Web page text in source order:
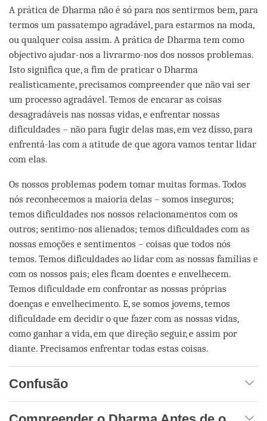
A prática de Dharma não é só para nos sentirmos bem, para
termos um passatempo agradável, para estarmos na moda,
ou qualquer coisa assim. A prática de Dharma tem como
objectivo ajudar-nos a livrarmo-nos dos nossos problemas.
Isto significa que, a fim de praticar o Dharma
realisticamente, precisamos compreender que não vai ser
um processo agradável. Temos de encarar as coisas
desagradáveis nas nossas vidas, e enfrentar nossas
dificuldades – não para fugir delas mas, em vez disso, para
enfrentá-las com a atitude de que agora vamos tentar lidar
com elas.
Os nossos problemas podem tomar muitas formas. Todos
nós reconhecemos a maioria delas – somos inseguros;
temos dificuldades nos nossos relacionamentos com os
outros; sentimo-nos alienados; temos dificuldades com as
nossas emoções e sentimentos – coisas que todos nós
temos. Temos dificuldades ao lidar com as nossas famílias e
com os nossos pais; eles ficam doentes e envelhecem.
Temos dificuldade em confrontar as nossas próprias
doenças e envelhecimento. E, se somos jovems, temos
dificuldade em decidir o que fazer com as nossas vidas,
como ganhar a vida, em que direção seguir, e assim por
diante. Precisamos enfrentar todas estas coisas.
Confusão